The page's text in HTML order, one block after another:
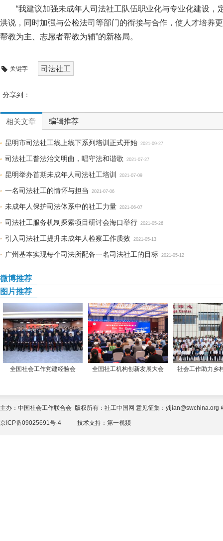
“我建议加强未成年人司法社工队伍职业化与专业化建设，
洪说，同时加强与公检法司等部门的衔接与合作，使人才培养
帮教为主、志愿者帮教为辅”的新格局。
关键字 司法社工
分享到：
相关文章 编辑推荐
昆明市司法社工线上线下系列培训正式开始 2021-09-27
司法社工普法治文明曲，唱守法和谐歌 2021-07-27
昆明举办首期未成年人司法社工培训 2021-07-09
一名司法社工的情怀与担当 2021-07-06
未成年人保护司法体系中的社工力量 2021-06-07
司法社工服务机制探索项目研讨会海口举行 2021-05-26
引入司法社工提升未成年人检察工作质效 2021-05-13
广州基本实现每个司法所配备一名司法社工的目标 2021-05-12
微博推荐
图片推荐
全国社会工作党建经验会 全国社工机构创新发展大会 社会工作助力乡
主办：中国社会工作联合会 版权所有：社工中国网 意见征集：yijian@swchina.org
京ICP备09025691号-4 技术支持： 第一视频